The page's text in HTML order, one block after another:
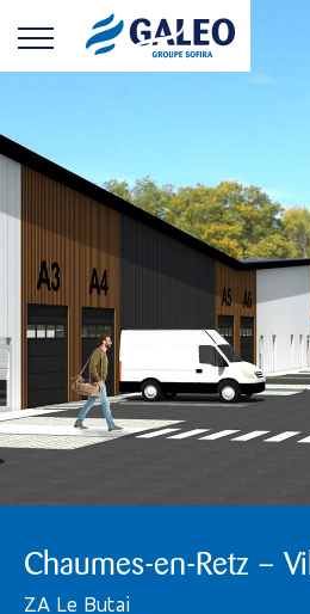
Chaumes-en-Retz –
ZA Le Butai